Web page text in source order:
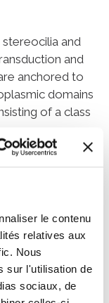
le contenu
relatives aux
Nous
sur l'utilisation de
sociaux, de
and
and
anchored to
domains
of a class
and
Here, we
(MF2) and
a novel
interactions
elucidates
possible
Myo7a